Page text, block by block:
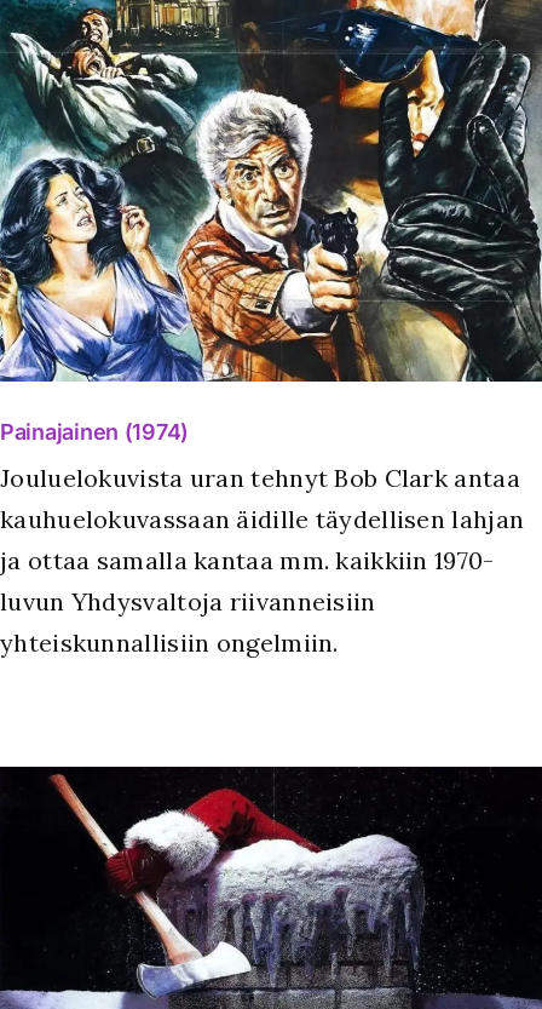
Painajainen (1974)
Jouluelokuvista uran tehnyt Bob Clark antaa
kauhuelokuvassaan äidille täydellisen lahjan
ja ottaa samalla kantaa mm. kaikkiin 1970-
luvun Yhdysvaltoja riivanneisiin
yhteiskunnallisiin ongelmiin.